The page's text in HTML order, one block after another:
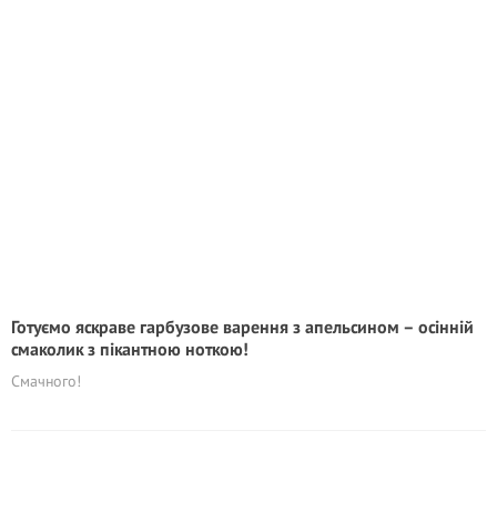
Готуємо яскраве гарбузове варення з апельсином – осінній
смаколик з пікантною ноткою!
Смачного!